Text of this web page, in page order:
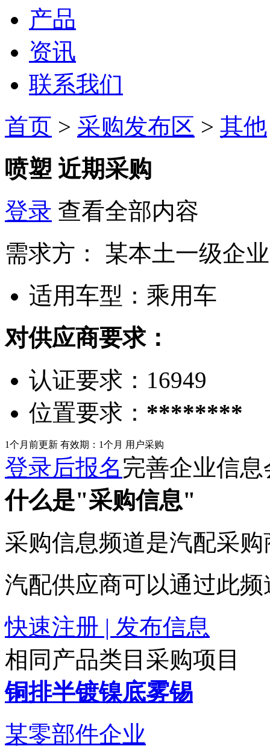
产品
资讯
联系我们
首页 > 采购发布区 > 其他
喷塑 近期采购
登录 查看全部内容
需求方：
某本土一级企业
适用车型： 乘用车
对供应商要求：
认证要求： 16949
位置要求： ********
1个月前更新 有效期：1个月 用户采购
登录后报名完善企业信
什么是"采购信息"
采购信息频道是汽配采
汽配供应商可以通过此
快速注册 | 发布信息
相同产品类目采购项目
铜排半镀镍底雾锡
某零部件企业